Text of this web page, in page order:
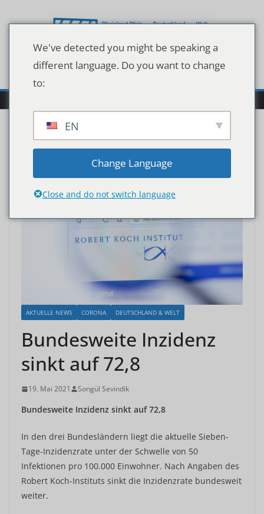
Inhalt
AKTUELLE NEWS CORONA DEUTSCHLAND & WELT
Bundesweite Inzidenz
sinkt auf 72,8
19. Mai 2021 Songül Sevindik
Bundesweite Inzidenz sinkt auf 72,8
In den drei Bundesländern liegt die aktuelle Sieben-
Tage-Inzidenzrate unter der Schwelle von 50
Infektionen pro 100.000 Einwohner. Nach Angaben des
Robert Koch-Instituts sinkt die Inzidenzrate bundesweit
weiter.
We've detected you might be speaking a
different language. Do you want to change
to:
EN
Change Language
Close and do not switch language